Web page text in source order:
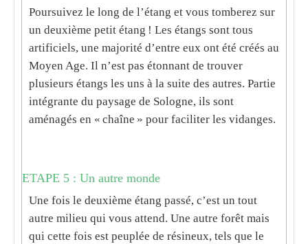
Poursuivez le long de l’étang et vous tomberez sur
un deuxième petit étang ! Les étangs sont tous
artificiels, une majorité d’entre eux ont été créés au
Moyen Age. Il n’est pas étonnant de trouver
plusieurs étangs les uns à la suite des autres. Partie
intégrante du paysage de Sologne, ils sont
aménagés en « chaîne » pour faciliter les vidanges.
ETAPE 5 : Un autre monde
Une fois le deuxième étang passé, c’est un tout
autre milieu qui vous attend. Une autre forêt mais
qui cette fois est peuplée de résineux, tels que le